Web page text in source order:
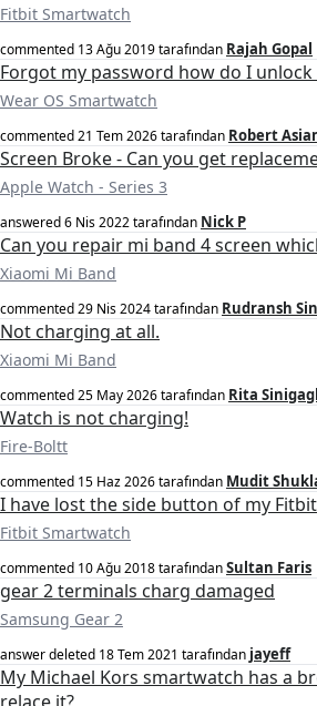
Fitbit Smartwatch
commented 13 Ağu 2019tarafından Rajah Gopal
Forgot my password how do I
Wear OS Smartwatch
commented21 Tem 2026tarafından Robert
Screen Broke - Can you get
Apple Watch - Series 3
answered6 Nis 2022tarafından Nick P
Can you repair mi band 4 screen
Xiaomi Mi Band
commented29 Nis 2024tarafından Rudransh
Not charging at all.
Xiaomi Mi Band
commented25 May 2026tarafından Rita
Watch is not charging!
Fire-Boltt
commented 15 Haz 2026tarafından Mudit
I have lost the side button of my
Fitbit Smartwatch
commented 10 Ağu 2018tarafındanSultan Faris
gear 2 terminals charg damaged
Samsung Gear 2
answer deleted 18 Tem 2021 tarafından jayeff
My Michael Kors smartwatch has a